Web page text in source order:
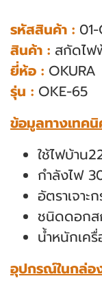
รหัสสินค้า :
สินค้า : สกัดไฟ
ยี่ห้อ : OKURA
รุ่น : OKE-65
ข้อมูลทางเทค
ใช้ไฟบ้าน
กำลังไฟ
อัตราเจาะ
ชนิดดอก
น้ำหนักเค
อุปกรณ์ในกล่อ